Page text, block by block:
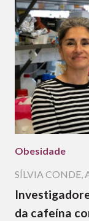
Obesidade
SÍLVIA CONDE,
da cafeína